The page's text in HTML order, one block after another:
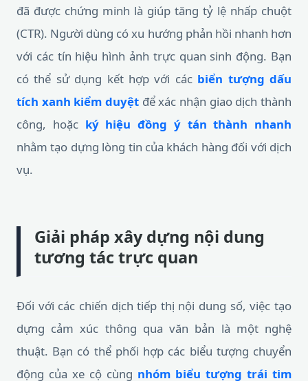
đã được chứng minh là giúp tăng tỷ lệ nhấp chuột
(CTR). Người dùng có xu hướng phản hồi nhanh hơn
với các tín hiệu hình ảnh trực quan sinh động. Bạn
có thể sử dụng kết hợp với các biển tượng dấu
tích xanh kiểm duyệt để xác nhận giao dịch thành
công, hoặc ký hiệu đồng ý tán thành nhanh
nhằm tạo dựng lòng tin của khách hàng đối với dịch
vụ.
Giải pháp xây dựng nội dung
tương tác trực quan
Đối với các chiến dịch tiếp thị nội dung số, việc tạo
dựng cảm xúc thông qua văn bản là một nghệ
thuật. Bạn có thể phối hợp các biểu tượng chuyển
động của xe cộ cùng nhóm biểu tượng trái tim